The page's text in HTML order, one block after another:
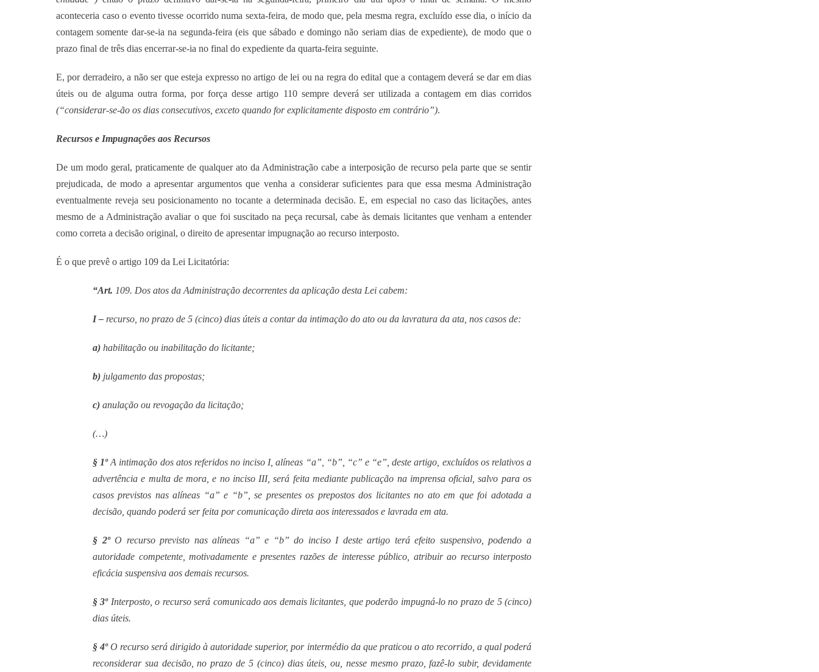
aconteceria caso o evento tivesse ocorrido numa sexta-feira, de modo que, pela mesma regra, excluído esse dia, o início da
contagem somente dar-se-ia na segunda-feira (eis que sábado e domingo não seriam dias de expediente), de modo que o
prazo final de três dias encerrar-se-ia no final do expediente da quarta-feira seguinte.
E, por derradeiro, a não ser que esteja expresso no artigo de lei ou na regra do edital que a contagem deverá se dar em dias
úteis ou de alguma outra forma, por força desse artigo 110 sempre deverá ser utilizada a contagem em dias corridos
(“considerar-se-ão os dias consecutivos, exceto quando for explicitamente disposto em contrário”).
Recursos e Impugnações aos Recursos
De um modo geral, praticamente de qualquer ato da Administração cabe a interposição de recurso pela parte que se sentir
prejudicada, de modo a apresentar argumentos que venha a considerar suficientes para que essa mesma Administração
eventualmente reveja seu posicionamento no tocante a determinada decisão. E, em especial no caso das licitações, antes
mesmo de a Administração avaliar o que foi suscitado na peça recursal, cabe às demais licitantes que venham a entender
como correta a decisão original, o direito de apresentar impugnação ao recurso interposto.
É o que prevê o artigo 109 da Lei Licitatória:
“Art. 109. Dos atos da Administração decorrentes da aplicação desta Lei cabem:
I – recurso, no prazo de 5 (cinco) dias úteis a contar da intimação do ato ou da lavratura da ata, nos casos de:
a) habilitação ou inabilitação do licitante;
b) julgamento das propostas;
c) anulação ou revogação da licitação;
(…)
§ 1ºA intimação dos atos referidos no inciso I, alíneas “a”, “b”, “c” e “e”, deste artigo, excluídos os relativos a
advertência e multa de mora, e no inciso III, será feita mediante publicação na imprensa oficial, salvo para os
casos previstos nas alíneas “a” e “b”, se presentes os prepostos dos licitantes no ato em que foi adotada a
decisão, quando poderá ser feita por comunicação direta aos interessados e lavrada em ata.
§ 2ºO recurso previsto nas alíneas “a” e “b” do inciso I deste artigo terá efeito suspensivo, podendo a
autoridade competente, motivadamente e presentes razões de interesse público, atribuir ao recurso interposto
eficácia suspensiva aos demais recursos.
§ 3ºInterposto, o recurso será comunicado aos demais licitantes, que poderão impugná-lo no prazo de 5 (cinco)
dias úteis.
§ 4ºO recurso será dirigido à autoridade superior, por intermédio da que praticou o ato recorrido, a qual poderá
reconsiderar sua decisão, no prazo de 5 (cinco) dias úteis, ou, nesse mesmo prazo, fazê-lo subir, devidamente